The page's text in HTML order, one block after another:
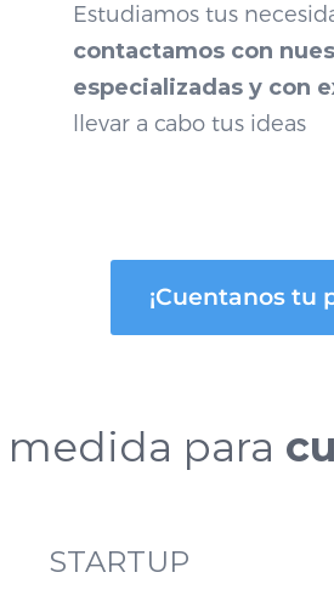
Estudiamos tus
contactamos con
especializadas y con
llevar a cabo tus ideas
¡Cuentanos tu
para
STARTUP